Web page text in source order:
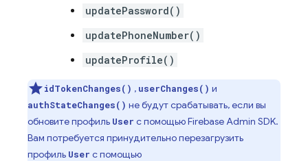
updatePassword()
updatePhoneNumber()
updateProfile()
idTokenChanges() , userChanges() и
authStateChanges() не будут срабатывать, если вы
обновите профиль User с помощью Firebase Admin SDK.
Вам потребуется принудительно перезагрузить
профиль User с помощью